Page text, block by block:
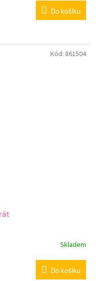
Do košíku
Skladem
Do košíku
Kód: 861504